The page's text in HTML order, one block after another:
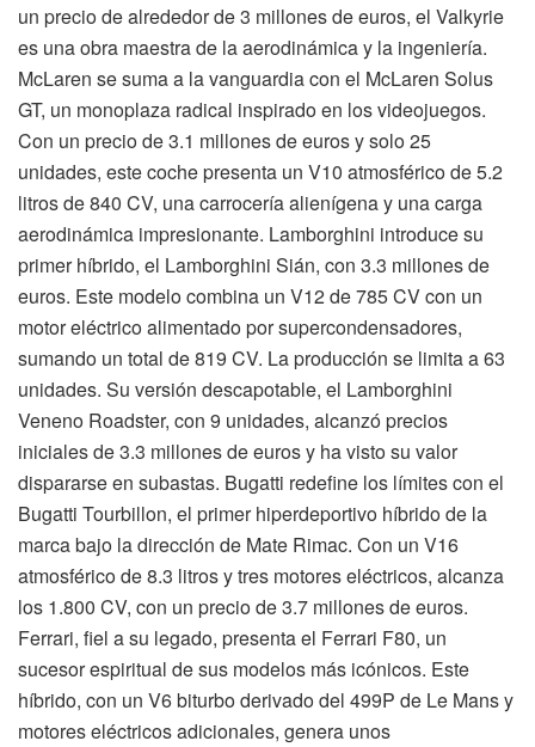
un precio de alrededor de 3 millones de euros, el Valkyrie
es una obra maestra de la aerodinámica y la ingeniería.
McLaren se suma a la vanguardia con el McLaren Solus
GT, un monoplaza radical inspirado en los videojuegos.
Con un precio de 3.1 millones de euros y solo 25
unidades, este coche presenta un V10 atmosférico de 5.2
litros de 840 CV, una carrocería alienígena y una carga
aerodinámica impresionante. Lamborghini introduce su
primer híbrido, el Lamborghini Sián, con 3.3 millones de
euros. Este modelo combina un V12 de 785 CV con un
motor eléctrico alimentado por supercondensadores,
sumando un total de 819 CV. La producción se limita a 63
unidades. Su versión descapotable, el Lamborghini
Veneno Roadster, con 9 unidades, alcanzó precios
iniciales de 3.3 millones de euros y ha visto su valor
dispararse en subastas. Bugatti redefine los límites con el
Bugatti Tourbillon, el primer hiperdeportivo híbrido de la
marca bajo la dirección de Mate Rimac. Con un V16
atmosférico de 8.3 litros y tres motores eléctricos, alcanza
los 1.800 CV, con un precio de 3.7 millones de euros.
Ferrari, fiel a su legado, presenta el Ferrari F80, un
sucesor espiritual de sus modelos más icónicos. Este
híbrido, con un V6 biturbo derivado del 499P de Le Mans y
motores eléctricos adicionales, genera unos